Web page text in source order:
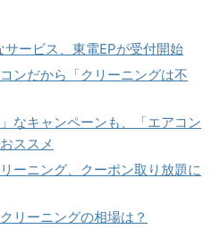
サービス、東電EPが受付開始
ンだから「クリーニングは不
なキャンペーンも、「エアコン
ススメ
ーニング、クーポン取り放題に
リーニングの相場は？